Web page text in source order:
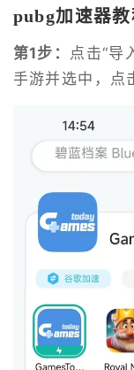
晚吃鸡”是每个
中找到乐趣。
游戏玩家好评，
同的服务器以满
根据PUBG官网
服、俄罗斯服、
PUBG吃鸡游戏
玩家会跨服玩这
pubg游戏连接不
服玩游戏导致，
戏。
那么pubg需要加
pubg加速器教
第1步： 点击“导
手游并选中，点